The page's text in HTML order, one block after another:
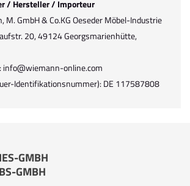
/ Hersteller / Importeur
M. GmbH & Co.KG Oeseder Möbel-Industrie
20, 49124 Georgsmarienhütte,
info@wiemann-online.com
Identifikationsnummer): DE 117587808
GMBH
GMBH